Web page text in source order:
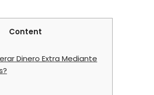
Content
Dinero Extra Mediante